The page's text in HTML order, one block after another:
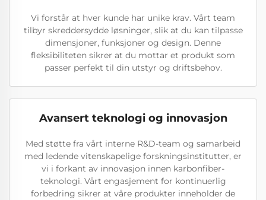
Vi forstår at hver kunde har unike krav. Vårt team
tilbyr skreddersydde løsninger, slik at du kan tilpasse
dimensjoner, funksjoner og design. Denne
fleksibiliteten sikrer at du mottar et produkt som
passer perfekt til din utstyr og driftsbehov.
Avansert teknologi og innovasjon
Med støtte fra vårt interne R&D-team og samarbeid
med ledende vitenskapelige forskningsinstitutter, er
vi i forkant av innovasjon innen karbonfiber-
teknologi. Vårt engasjement for kontinuerlig
forbedring sikrer at våre produkter inneholder de